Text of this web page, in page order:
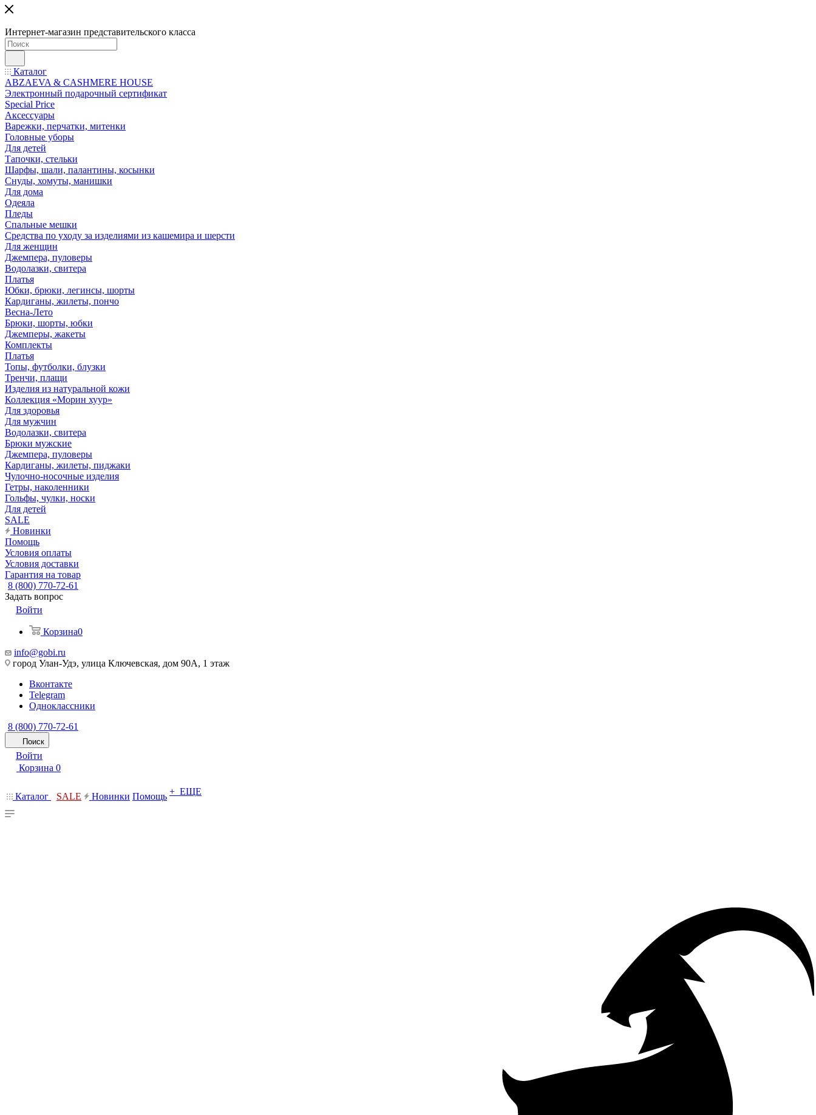
Интернет-магазин представительского класса
Каталог
ABZAEVA & CASHMERE HOUSE
Электронный подарочный сертификат
Special Price
Аксессуары
Варежки, перчатки, митенки
Головные уборы
Для детей
Тапочки, стельки
Шарфы, шали, палантины, косынки
Снуды, хомуты, манишки
Для дома
Одеяла
Пледы
Спальные мешки
Средства по уходу за изделиями из кашемира и шерсти
Для женщин
Джемпера, пуловеры
Водолазки, свитера
Платья
Юбки, брюки, легинсы, шорты
Кардиганы, жилеты, пончо
Весна-Лето
Брюки, шорты, юбки
Джемперы, жакеты
Комплекты
Платья
Топы, футболки, блузки
Тренчи, плащи
Изделия из натуральной кожи
Коллекция «Морин хуур»
Для здоровья
Для мужчин
Водолазки, свитера
Брюки мужские
Джемпера, пуловеры
Кардиганы, жилеты, пиджаки
Чулочно-носочные изделия
Гетры, наколенники
Гольфы, чулки, носки
Для детей
SALE
Новинки
Помощь
Условия оплаты
Условия доставки
Гарантия на товар
8 (800) 770-72-61
Задать вопрос
Войти
Корзина0
info@gobi.ru
город Улан-Удэ, улица Ключевская, дом 90А, 1 этаж
Вконтакте
Telegram
Одноклассники
8 (800) 770-72-61
Поиск
Войти
Корзина 0
Каталог SALE Новинки Помощь + ЕЩЕ